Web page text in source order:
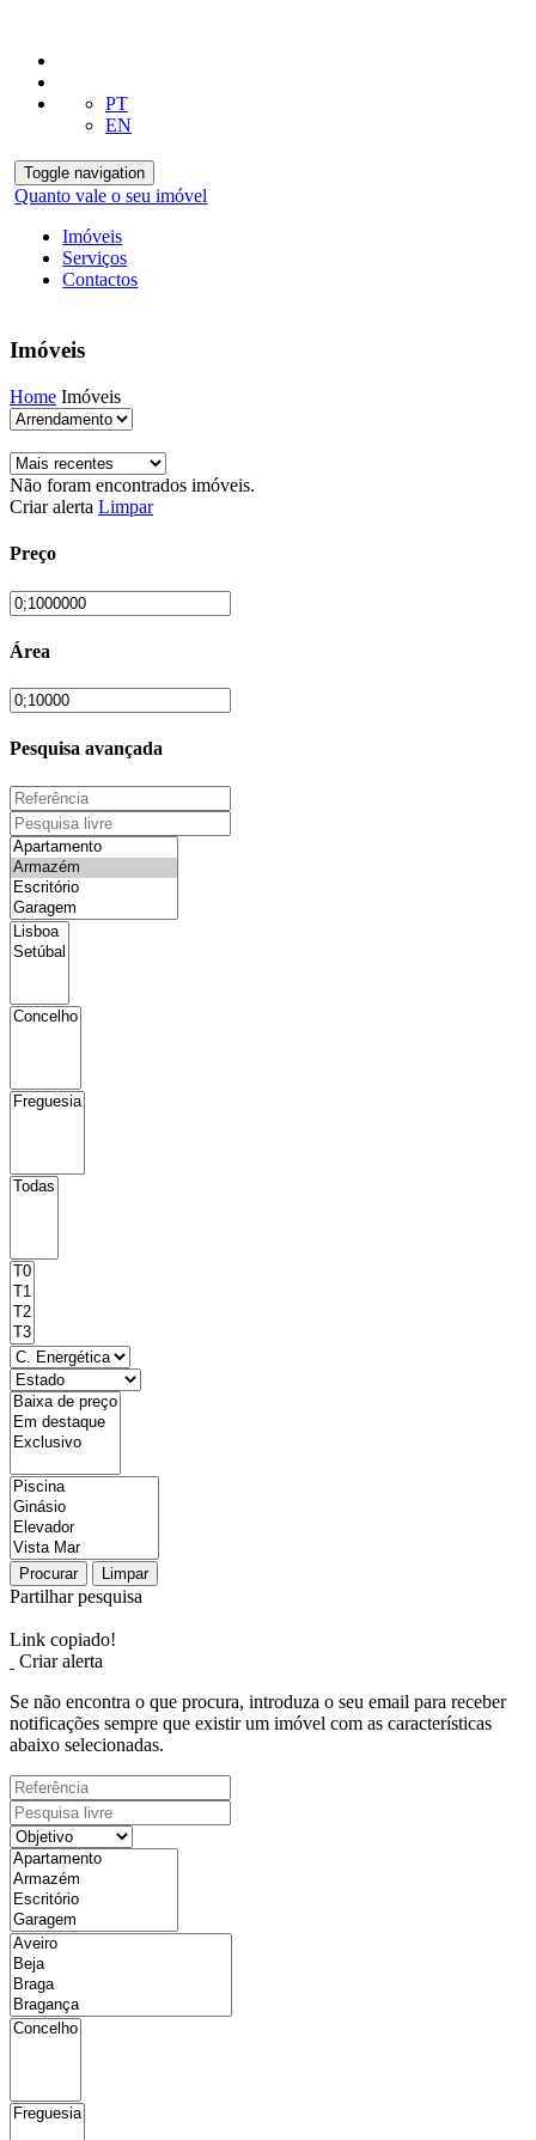
PT
EN
Toggle navigation
Quanto vale o seu imóvel
Imóveis
Serviços
Contactos
Imóveis
Home Imóveis
Não foram encontrados imóveis.
Criar alerta Limpar
Preço
Área
Pesquisa avançada
Procurar Limpar
Partilhar pesquisa
Link copiado!
Criar alerta
Se não encontra o que procura, introduza o seu email para receber
notificações sempre que existir um imóvel com as características
abaixo selecionadas.